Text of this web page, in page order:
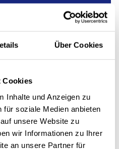
Über Cookies
Cookies
Inhalte und Anzeigen zu
für soziale Medien anbieten
unsere Website zu
wir Informationen zu Ihrer
an unsere Partner für
und
Grundlage für
seit über 23 Jahren in